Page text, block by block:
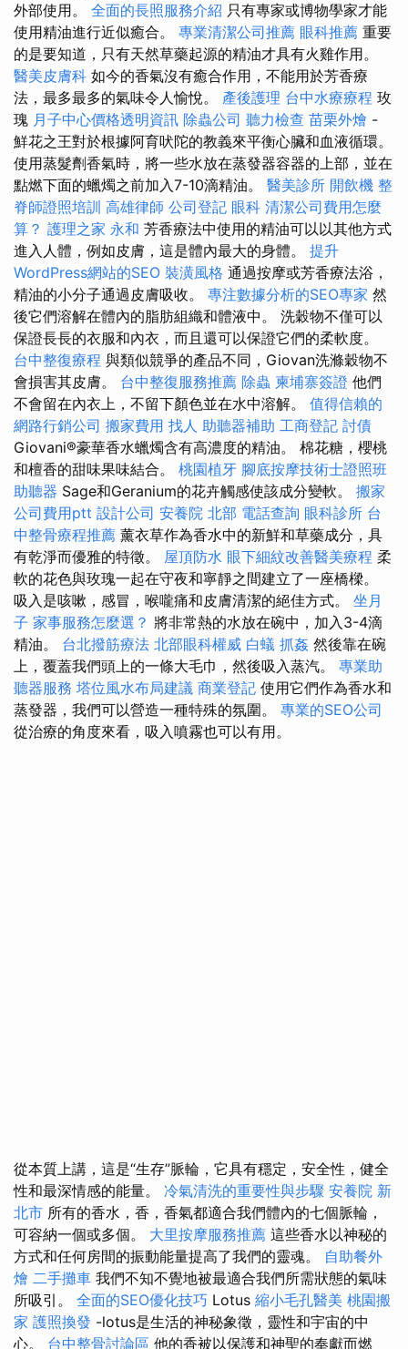
外部使用。 全面的長照服務介紹 只有專家或博物學家才能
使用精油進行近似癒合。 專業清潔公司推薦 眼科推薦 重要
的是要知道，只有天然草藥起源的精油才具有火雞作用。
醫美皮膚科 如今的香氣沒有癒合作用，不能用於芳香療
法，最多最多的氣味令人愉悅。 產後護理 台中水療療程 玫
瑰 月子中心價格透明資訊 除蟲公司 聽力檢查 苗栗外燴 -
鮮花之王對於根據阿育吠陀的教義來平衡心臟和血液循環。
使用蒸髮劑香氣時，將一些水放在蒸發器容器的上部，並在
點燃下面的蠟燭之前加入7-10滴精油。 醫美診所 開飲機 整
脊師證照培訓 高雄律師 公司登記 眼科 清潔公司費用怎麼
算？ 護理之家 永和 芳香療法中使用的精油可以以其他方式
進入人體，例如皮膚，這是體內最大的身體。 提升
WordPress網站的SEO 裝潢風格 通過按摩或芳香療法浴，
精油的小分子通過皮膚吸收。 專注數據分析的SEO專家 然
後它們溶解在體內的脂肪組織和體液中。 洗穀物不僅可以
保證長長的衣服和內衣，而且還可以保證它們的柔軟度。
台中整復療程 與類似競爭的產品不同，Giovan洗滌穀物不
會損害其皮膚。 台中整復服務推薦 除蟲 柬埔寨簽證 他們
不會留在內衣上，不留下顏色並在水中溶解。 值得信賴的
網路行銷公司 搬家費用 找人 助聽器補助 工商登記 討債
Giovani®豪華香水蠟燭含有高濃度的精油。 棉花糖，櫻桃
和檀香的甜味果味結合。 桃園植牙 腳底按摩技術士證照班
助聽器 Sage和Geranium的花卉觸感使該成分變軟。 搬家
公司費用ptt 設計公司 安養院 北部 電話查詢 眼科診所 台
中整骨療程推薦 薰衣草作為香水中的新鮮和草藥成分，具
有乾淨而優雅的特徵。 屋頂防水 眼下細紋改善醫美療程 柔
軟的花色與玫瑰一起在守夜和寧靜之間建立了一座橋樑。
吸入是咳嗽，感冒，喉嚨痛和皮膚清潔的絕佳方式。 坐月
子 家事服務怎麼選？ 將非常熱的水放在碗中，加入3-4滴
精油。 台北撥筋療法 北部眼科權威 白蟻 抓姦 然後靠在碗
上，覆蓋我們頭上的一條大毛巾，然後吸入蒸汽。 專業助
聽器服務 塔位風水布局建議 商業登記 使用它們作為香水和
蒸發器，我們可以營造一種特殊的氛圍。 專業的SEO公司
從治療的角度來看，吸入噴霧也可以有用。
從本質上講，這是“生存”脈輪，它具有穩定，安全性，健全
性和最深情感的能量。 冷氣清洗的重要性與步驟 安養院 新
北市 所有的香水，香，香氣都適合我們體內的七個脈輪，
可容納一個或多個。 大里按摩服務推薦 這些香水以神秘的
方式和任何房間的振動能量提高了我們的靈魂。 自助餐外
燴 二手攤車 我們不知不覺地被最適合我們所需狀態的氣味
所吸引。 全面的SEO優化技巧 Lotus 縮小毛孔醫美 桃園搬
家 護照換發 -lotus是生活的神秘象徵，靈性和宇宙的中
心。 台中整骨討論區 他的香被以保護和神聖的奉獻而燃